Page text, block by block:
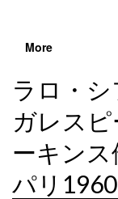
More
ラロ・シ
ガレス
ーキンス
パリ1960